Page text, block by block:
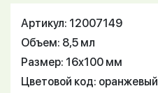
Артикул: 12007149
Объем: 8,5 мл
Размер: 16х100 мм
Цветовой код: оранжевый